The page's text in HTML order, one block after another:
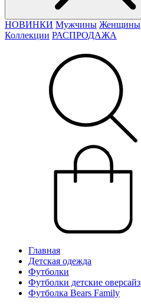
НОВИНКИ Мужчины Женщины
Коллекции РАСПРОДАЖА
Главная
Детская одежда
Футболки
Футболки детские оверсайз
Футболка Bears Family